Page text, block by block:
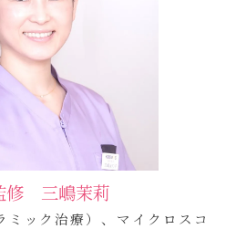
修 三嶋茉莉
ミック治療）、マイクロスコ